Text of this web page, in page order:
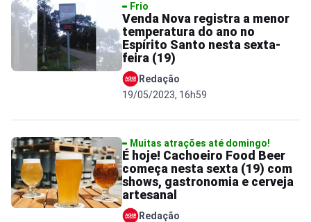
Frio
Venda Nova registra a menor
temperatura do ano no
Espírito Santo nesta sexta-
feira (19)
Redação
19/05/2023, 16h59
Muitas atrações até domingo!
É hoje! Cachoeiro Food Beer
começa nesta sexta (19) com
shows, gastronomia e cerveja
artesanal
Redação